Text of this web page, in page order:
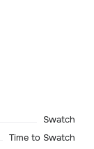
Swatch
Time to Swatch